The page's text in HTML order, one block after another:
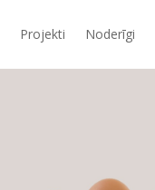
Projekti Noderīgi